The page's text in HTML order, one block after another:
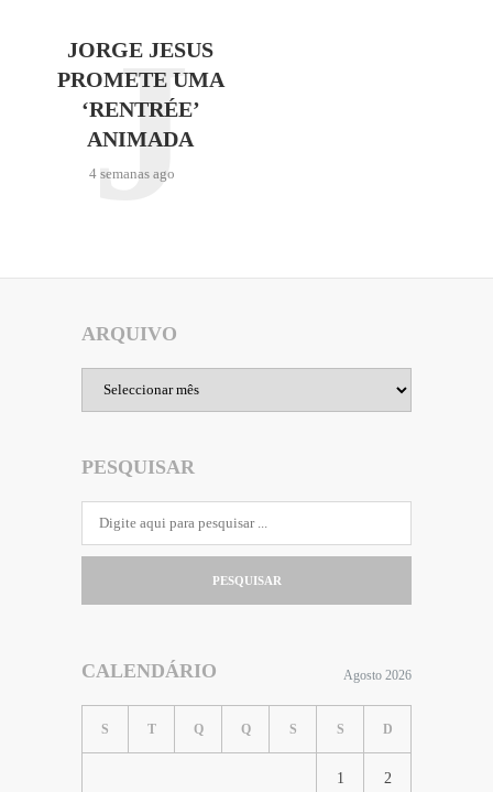
JORGE JESUS
PROMETE UMA
‘RENTRÉE’
ANIMADA
4 semanas ago
J
ARQUIVO
PESQUISAR
PESQUISAR
CALENDÁRIO Agosto 2026
S T Q Q S S D
1 2